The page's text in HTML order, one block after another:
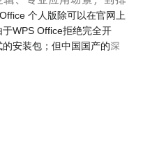
个人版除可以在官网上
WPS Office拒绝完全开
安装包；但中国国产的深